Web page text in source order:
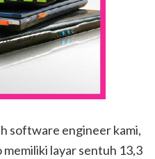
software engineer kami,
memiliki layar sentuh 13,3